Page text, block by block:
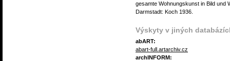
gesamte Wohnungskunst in Bild und
Darmstadt: Koch 1936.
Výskyty v jiných
abART:
abart-full.artarchiv.cz
archINFORM: